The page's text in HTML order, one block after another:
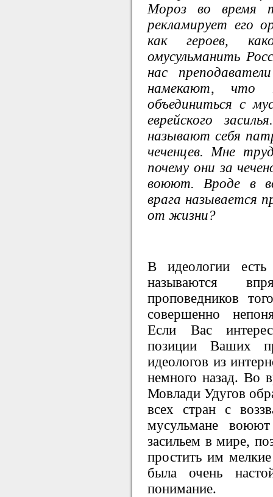
Мороз во время
рекламирует его
как героев,
омусульманить
нас
намекают,
объединиться с
еврейского
называют себя
чеченцев. Мне
почему они за
воюют. Вроде в
врага называется
от жизни?
В идеологии
называются
проповедников
совершенно
Если Вас
позиции Ваших
идеологов из
немного назад. Во
Мовлади Удугов
всех стран с
мусульмане
засильем в мире,
простить им
была очень
понимание.